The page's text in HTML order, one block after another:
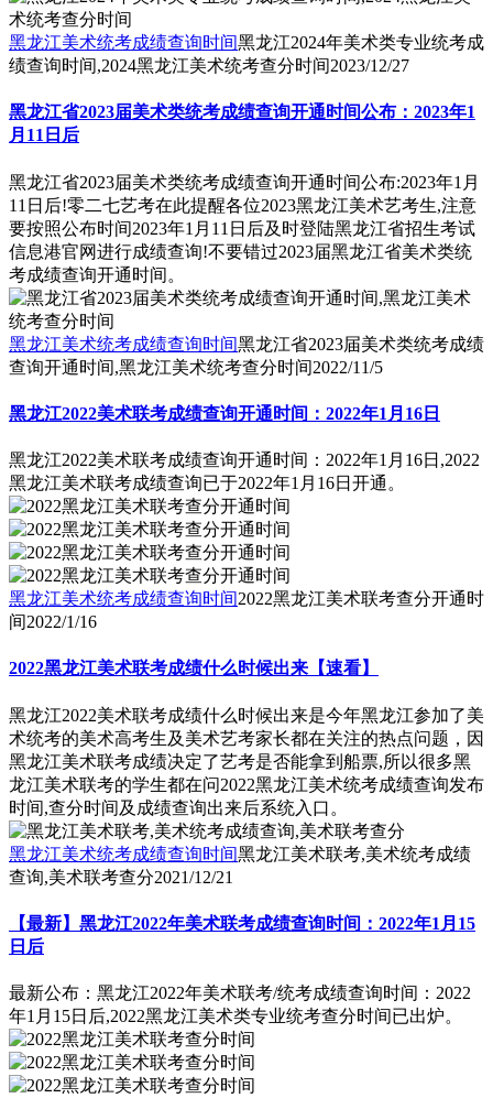
黑龙江美术统考成绩查询时间黑龙江2024年美术类专业统考成
绩查询时间,2024黑龙江美术统考查分时间2023/12/27
黑龙江省2023届美术类统考成绩查询开通时间公布：2023年1
月11日后
黑龙江省2023届美术类统考成绩查询开通时间公布:2023年1月
11日后!零二七艺考在此提醒各位2023黑龙江美术艺考生,注意
要按照公布时间2023年1月11日后及时登陆黑龙江省招生考试
信息港官网进行成绩查询!不要错过2023届黑龙江省美术类统
考成绩查询开通时间。
黑龙江美术统考成绩查询时间黑龙江省2023届美术类统考成绩
查询开通时间,黑龙江美术统考查分时间2022/11/5
黑龙江2022美术联考成绩查询开通时间：2022年1月16日
黑龙江2022美术联考成绩查询开通时间：2022年1月16日,2022
黑龙江美术联考成绩查询已于2022年1月16日开通。
黑龙江美术统考成绩查询时间2022黑龙江美术联考查分开通时
间2022/1/16
2022黑龙江美术联考成绩什么时候出来【速看】
黑龙江2022美术联考成绩什么时候出来是今年黑龙江参加了美
术统考的美术高考生及美术艺考家长都在关注的热点问题，因
黑龙江美术联考成绩决定了艺考是否能拿到船票,所以很多黑
龙江美术联考的学生都在问2022黑龙江美术统考成绩查询发布
时间,查分时间及成绩查询出来后系统入口。
黑龙江美术统考成绩查询时间黑龙江美术联考,美术统考成绩
查询,美术联考查分2021/12/21
【最新】黑龙江2022年美术联考成绩查询时间：2022年1月15
日后
最新公布：黑龙江2022年美术联考/统考成绩查询时间：2022
年1月15日后,2022黑龙江美术类专业统考查分时间已出炉。